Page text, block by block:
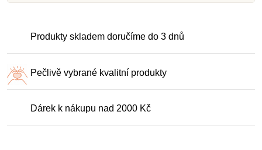
Produkty skladem doručíme do 3 dnů
Pečlivě vybrané kvalitní produkty
Dárek k nákupu nad 2000 Kč